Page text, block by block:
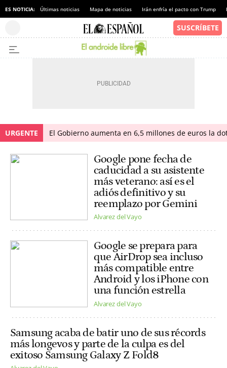
ES NOTICIA: Últimas noticias Mapa de noticias Irán enfría el pacto con Trump
URGENTE El Gobierno aumenta en 6,5 millones de euros la
Google pone fecha de
caducidad a su asistente
más veterano: así es el
adiós definitivo y su
reemplazo por Gemini
Alvarez del Vayo
Google se prepara para
que AirDrop sea incluso
más compatible entre
Android y los iPhone con
una función estrella
Alvarez del Vayo
Samsung acaba de batir uno de sus récords
más longevos y parte de la culpa es del
exitoso Samsung Galaxy Z Fold8